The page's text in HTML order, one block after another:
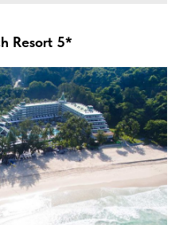
Resort 5*